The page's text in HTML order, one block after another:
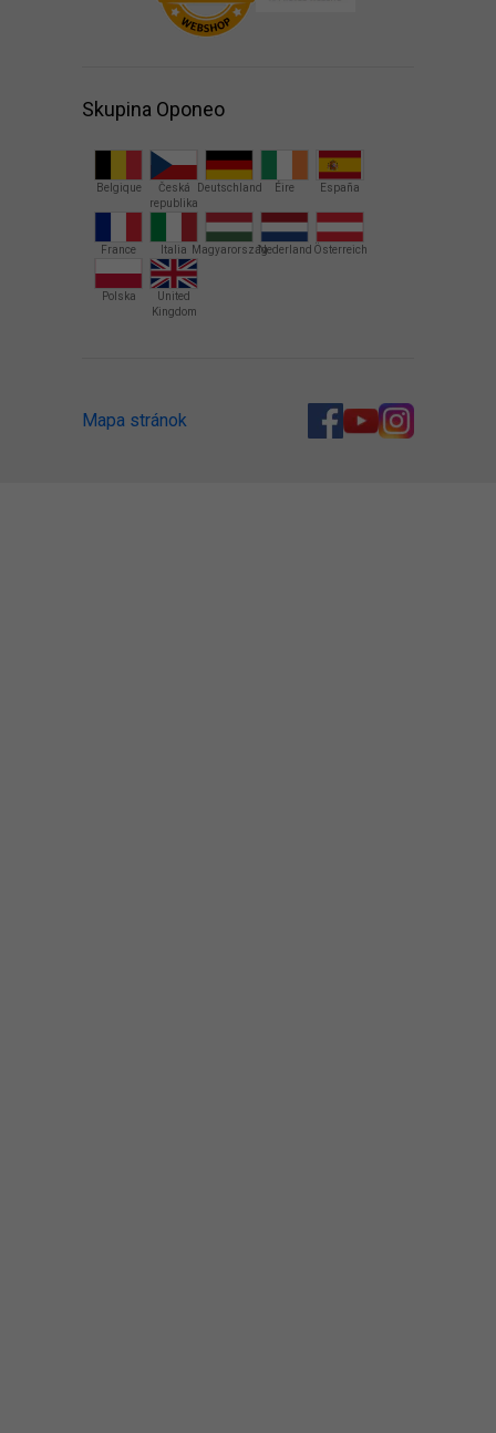
Skupina Oponeo
Belgique
Česká
republika
Deutschland Éire España
France Italia MagyarországNederland Österreich
Polska
United
Kingdom
Mapa stránok